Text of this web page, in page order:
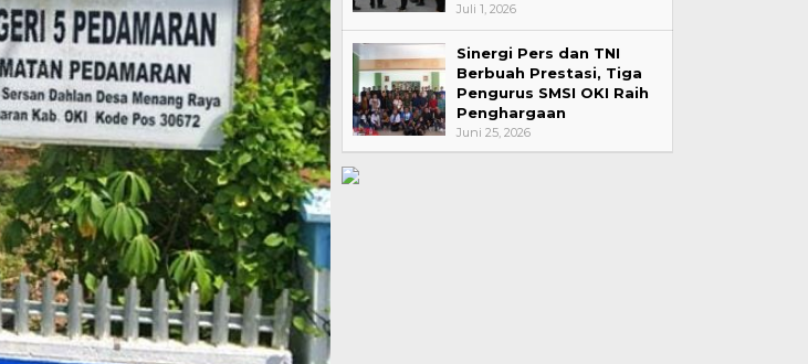
Juli 1, 2026
Sinergi Pers dan TNI
Berbuah Prestasi, Tiga
Pengurus SMSI OKI Raih
Penghargaan
Juni 25, 2026